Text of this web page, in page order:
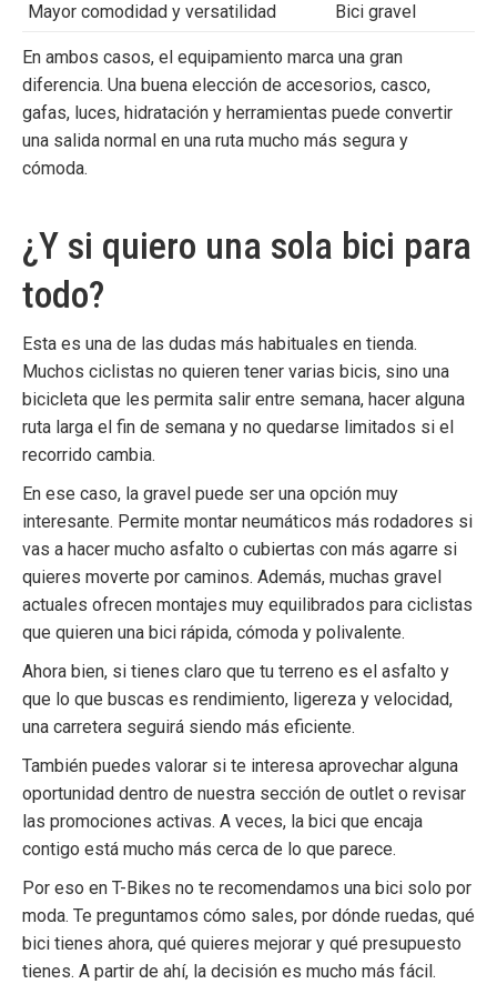
Mayor comodidad y versatilidad
Bici gravel
En ambos casos, el equipamiento marca una gran
diferencia. Una buena elección de accesorios, casco,
gafas, luces, hidratación y herramientas puede convertir
una salida normal en una ruta mucho más segura y
cómoda.
¿Y si quiero una sola bici para
todo?
Esta es una de las dudas más habituales en tienda.
Muchos ciclistas no quieren tener varias bicis, sino una
bicicleta que les permita salir entre semana, hacer alguna
ruta larga el fin de semana y no quedarse limitados si el
recorrido cambia.
En ese caso, la gravel puede ser una opción muy
interesante. Permite montar neumáticos más rodadores si
vas a hacer mucho asfalto o cubiertas con más agarre si
quieres moverte por caminos. Además, muchas gravel
actuales ofrecen montajes muy equilibrados para ciclistas
que quieren una bici rápida, cómoda y polivalente.
Ahora bien, si tienes claro que tu terreno es el asfalto y
que lo que buscas es rendimiento, ligereza y velocidad,
una carretera seguirá siendo más eficiente.
También puedes valorar si te interesa aprovechar alguna
oportunidad dentro de nuestra sección de outlet o revisar
las promociones activas. A veces, la bici que encaja
contigo está mucho más cerca de lo que parece.
Por eso en T-Bikes no te recomendamos una bici solo por
moda. Te preguntamos cómo sales, por dónde ruedas, qué
bici tienes ahora, qué quieres mejorar y qué presupuesto
tienes. A partir de ahí, la decisión es mucho más fácil.